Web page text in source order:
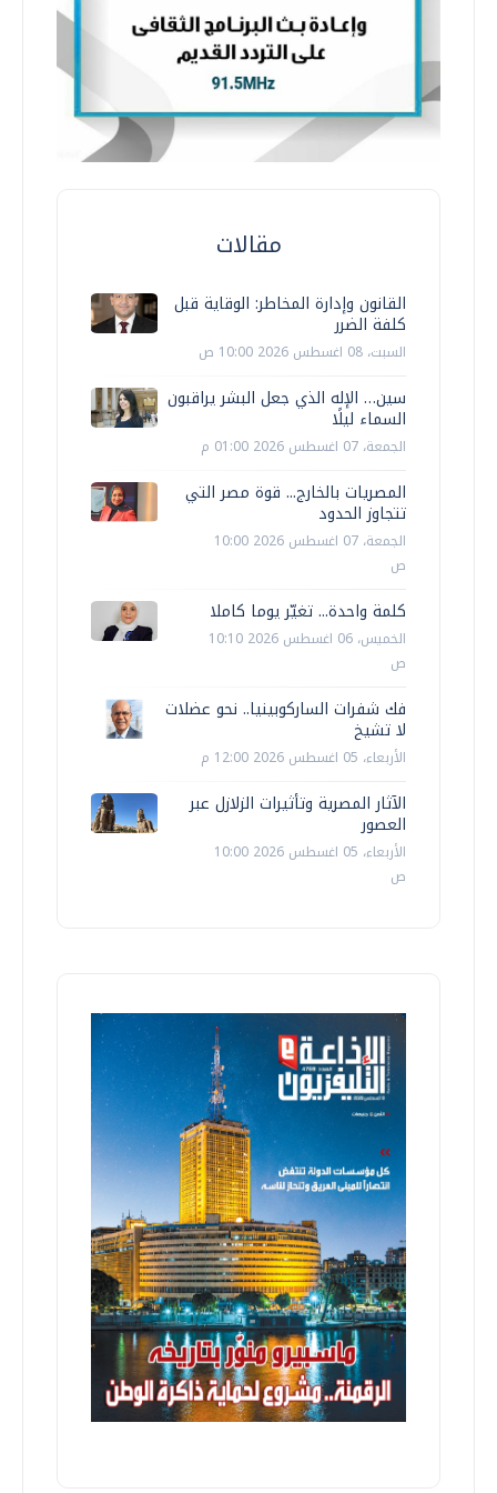
مقالات
القانون وإدارة المخاطر: الوقاية قبل
كلفة الضرر
السبت، 08 اغسطس 2026 10:00 ص
سين… الإله الذي جعل البشر يراقبون
السماء ليلًا
الجمعة، 07 اغسطس 2026 01:00 م
المصريات بالخارج... قوة مصر التي
تتجاوز الحدود
الجمعة، 07 اغسطس 2026 10:00
ص
كلمة واحدة... تغيّر يوما كاملا
الخميس، 06 اغسطس 2026 10:10
ص
فك شفرات الساركوبينيا.. نحو عضلات
لا تشيخ
الأربعاء، 05 اغسطس 2026 12:00 م
الآثار المصرية وتأثيرات الزلازل عبر
العصور
الأربعاء، 05 اغسطس 2026 10:00
ص